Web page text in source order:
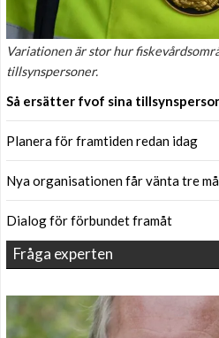
Variationen är stor hur
tillsynspersoner.
Så ersätter fvof sina
Planera för framtiden redan idag
Nya organisationen får vänta tre
Dialog för förbundet framåt
Fråga experten